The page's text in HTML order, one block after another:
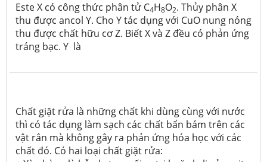
Este X có công thức phân tử C4H8O2. Thủy phân X
thu được ancol Y. Cho Y tác dụng với CuO nung nóng
thu được chất hữu cơ Z. Biết X và Z đều có phản ứng
tráng bạc. Y là
Chất giặt rửa là những chất khi dùng cùng với nước
thì có tác dụng làm sạch các chất bẩn bám trên các
vật rắn mà không gây ra phản ứng hóa học với các
chất đó. Có hai loại chất giặt rửa: